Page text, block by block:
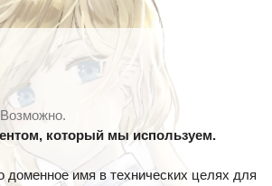
который мы используем.
имя в технических целях для